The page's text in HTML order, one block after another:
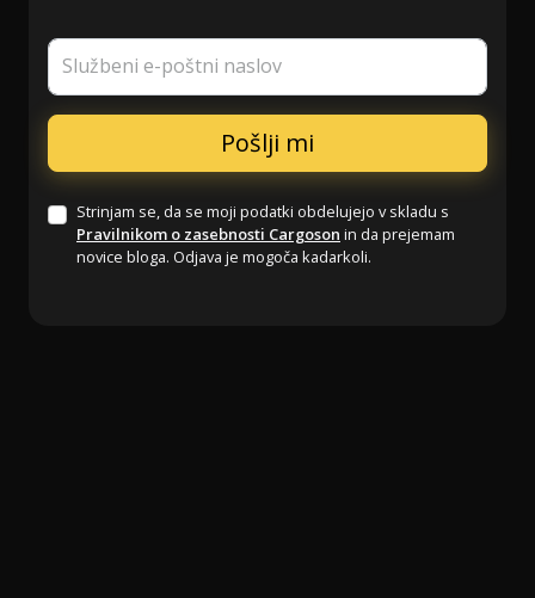
Službeni e-poštni naslov
Strinjam se, da se moji podatki obdelujejo v skladu s
Pravilnikom o zasebnosti Cargoson in da prejemam
novice bloga. Odjava je mogoča kadarkoli.